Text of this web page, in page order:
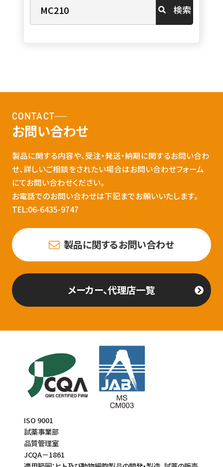
検索
CONTACT
お問い合わせ
製品に関する内容や、受注・発送・納期に関するお問い合わ
せ、詳しいご相談をされたい場合はお問い合わせフォーム
にてお問い合わせください。
お電話でのお問い合わせは下記までお願いいたします。
TEL:06-6435-9747
製品に関するお問い合わせ
メーカー、代理店一覧
ISO 9001
試薬事業部
品質管理室
JCQA－1861